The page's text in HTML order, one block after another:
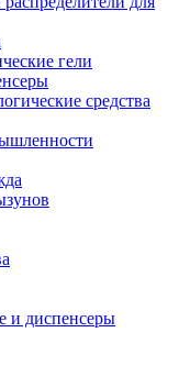
гели
средства
и диспенсеры